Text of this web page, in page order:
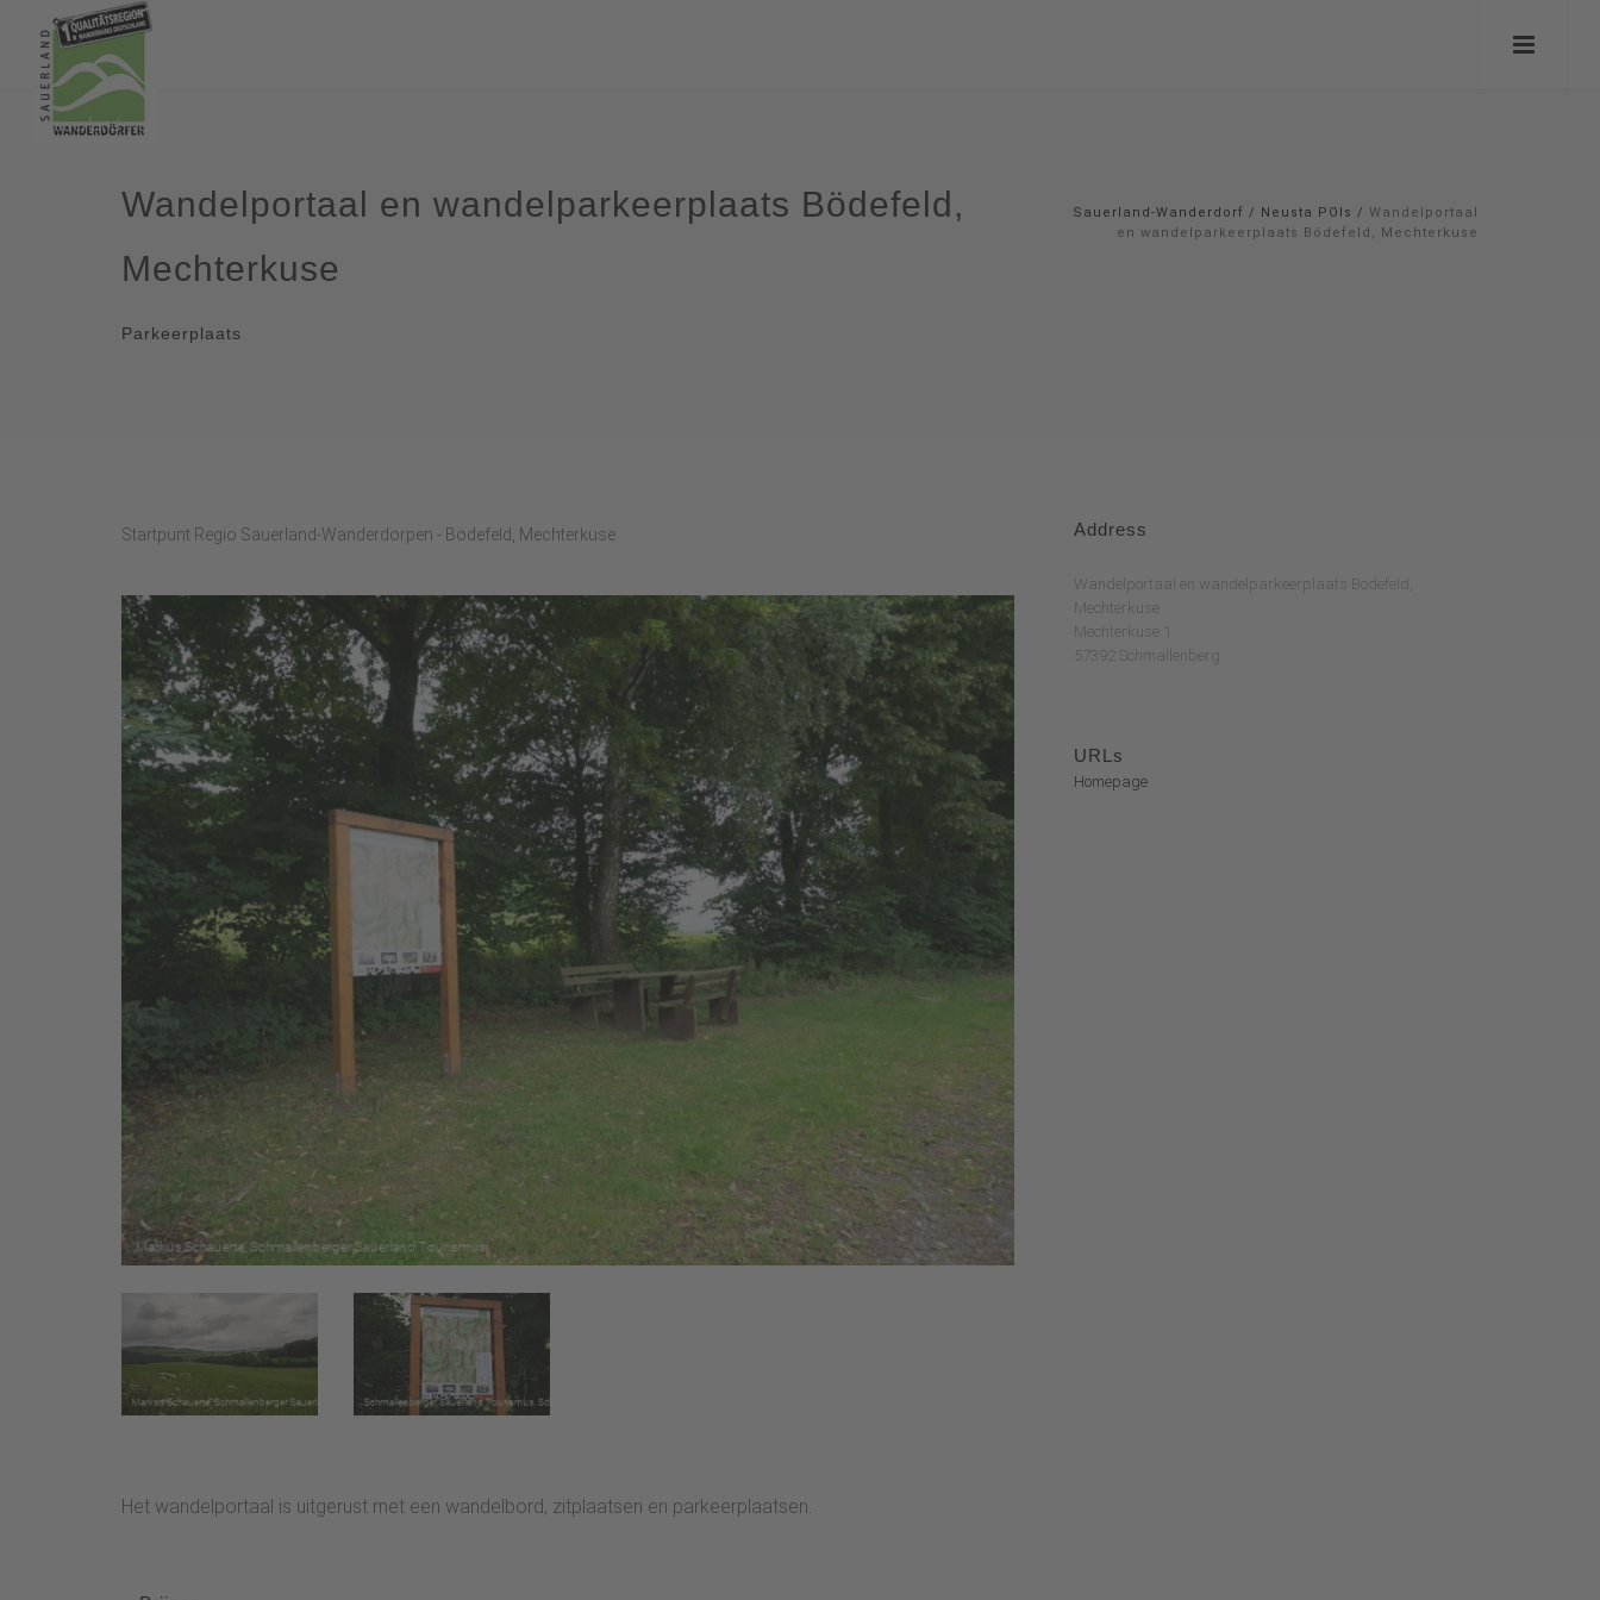
Wandelportaal en wandelparkeerplaats Bödefeld,
Mechterkuse
Parkeerplaats
Sauerland-Wanderdorf / Neusta POIs / Wandelportaal
en wandelparkeerplaats Bödefeld, Mechterkuse
Startpunt Regio Sauerland-Wanderdorpen - Bödefeld, Mechterkuse Address
Wandelportaal en wandelparkeerplaats Bödefeld,
Mechterkuse
Mechterkuse 1
57392 Schmallenberg
URLs
Homepage
Het wandelportaal is uitgerust met een wandelbord, zitplaatsen en parkeerplaatsen.